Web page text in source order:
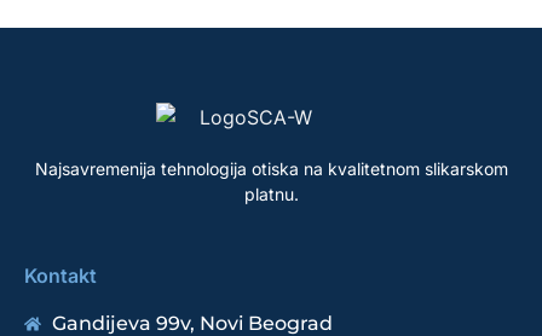
Najsavremenija tehnologija otiska na kvalitetnom slikarskom
platnu.
Kontakt
Gandijeva 99v, Novi Beograd